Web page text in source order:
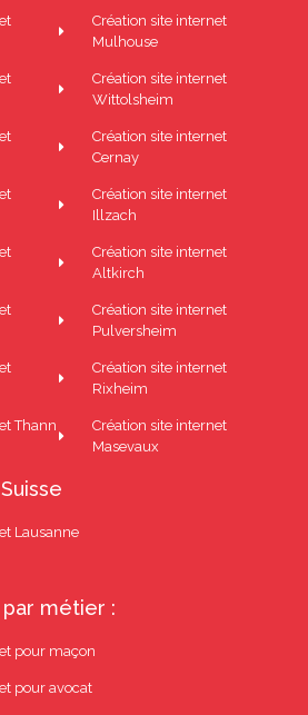
Thann
Création site internet
Mulhouse
Création site internet
Wittolsheim
Création site internet
Cernay
Création site internet
Illzach
Création site internet
Altkirch
Création site internet
Pulversheim
Création site internet
Rixheim
Création site internet
Masevaux
Lausanne
métier :
pour maçon
pour avocat